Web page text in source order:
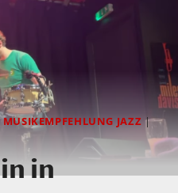
MUSIKEMPFEHLUNG JAZZ |
in